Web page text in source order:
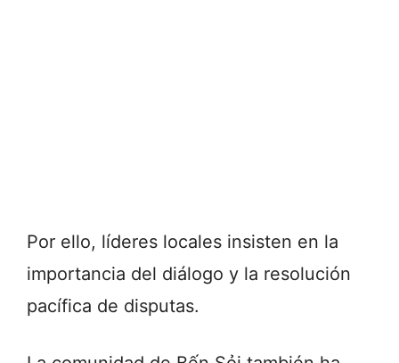
Por ello, líderes locales insisten en la
importancia del diálogo y la resolución
pacífica de disputas.